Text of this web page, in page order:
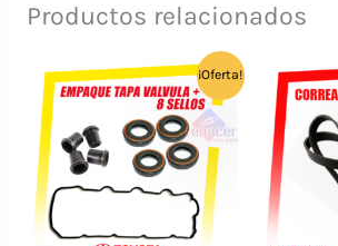
15W40
cantidad
Productos relacionados
¡Oferta!